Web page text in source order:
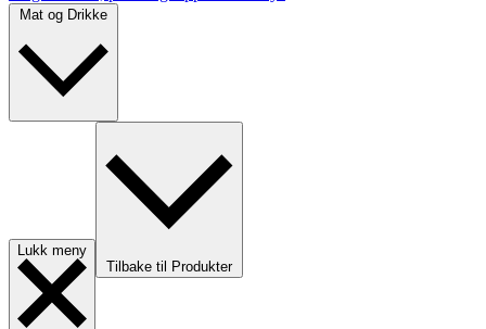
Lukk meny
Tilbake til Produkter